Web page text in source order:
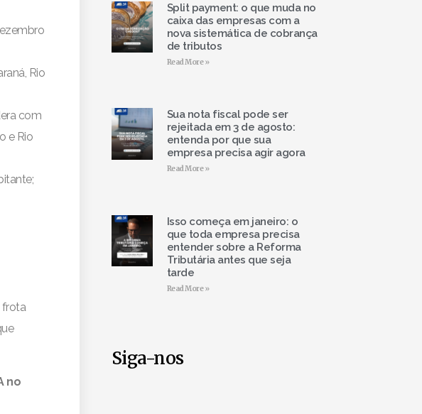
Rio
com
e Rio
frota
no
Split payment: o que muda no
caixa das empresas com a
nova sistemática de cobrança
de tributos
Read More »
Sua nota fiscal pode ser
rejeitada em 3 de agosto:
entenda por que sua
empresa precisa agir agora
Read More »
Isso começa em janeiro: o
que toda empresa precisa
entender sobre a Reforma
Tributária antes que seja
tarde
Read More »
Siga-nos